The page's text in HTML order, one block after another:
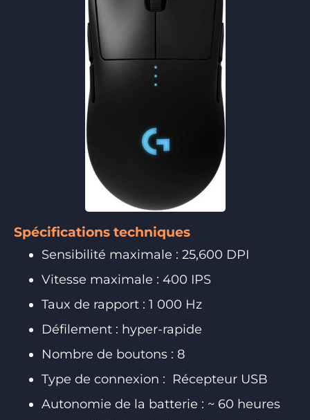
Spécifications techniques
Sensibilité maximale : 25,600 DPI
Vitesse maximale : 400 IPS
Taux de rapport : 1 000 Hz
Défilement : hyper-rapide
Nombre de boutons : 8
Type de connexion : Récepteur USB
Autonomie de la batterie : ~ 60 heures